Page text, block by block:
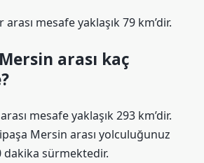
mesafe yaklaşık 79 km’dir.
arası kaç
mesafe yaklaşık 293 km’dir.
Mersin arası yolculuğunuz
dakika sürmektedir.